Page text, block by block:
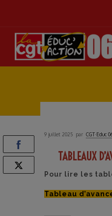
9 juillet 2025 par CGT·Educ
TABLEAUX
Pour lire les
Tableau